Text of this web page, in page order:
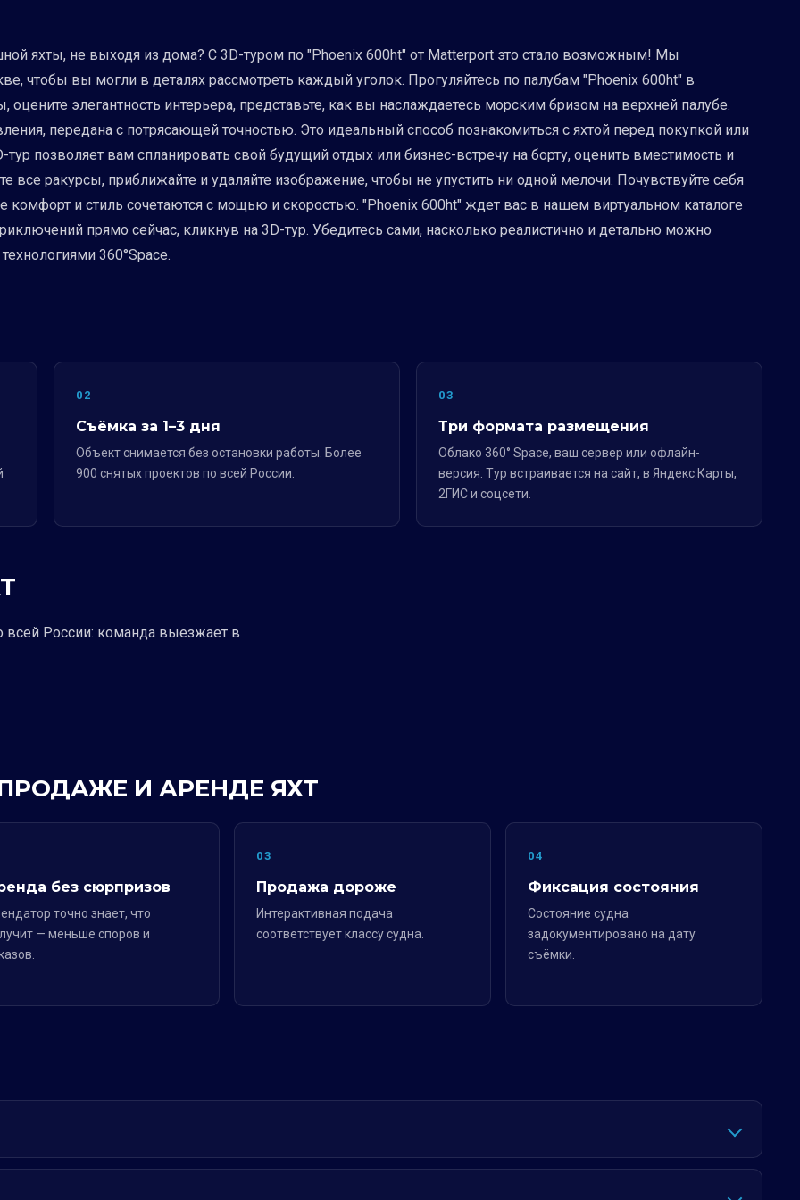
яхты, не выходя из дома? С 3D-туром по "Phoenix 600ht" от Matterport это стало возможным! Мы
чтобы вы могли в деталях рассмотреть каждый уголок. Прогуляйтесь по палубам "Phoenix 600ht" в
оцените элегантность интерьера, представьте, как вы наслаждаетесь морским бризом на верхней палубе.
передана с потрясающей точностью. Это идеальный способ познакомиться с яхтой перед покупкой или
позволяет вам спланировать свой будущий отдых или бизнес-встречу на борту, оценить вместимость и
все ракурсы, приближайте и удаляйте изображение, чтобы не упустить ни одной мелочи. Почувствуйте себя
и стиль сочетаются с мощью и скоростью. "Phoenix 600ht" ждет вас в нашем виртуальном каталоге
прямо сейчас, кликнув на 3D-тур. Убедитесь сами, насколько реалистично и детально можно
360°Space.
02
Съёмка за 1–3 дня
Объект снимается без остановки работы. Более
900 снятых проектов по всей России.
03
Три формата размещения
Облако 360° Space, ваш сервер или офлайн-
версия. Тур встраивается на сайт, в Яндекс.Карты,
2ГИС и соцсети.
России: команда выезжает в
И АРЕНДЕ ЯХТ
без сюрпризов
точно знает, что
— меньше споров и
03
Продажа дороже
Интерактивная подача
соответствует классу судна.
04
Фиксация состояния
Состояние судна
задокументировано на дату
съёмки.